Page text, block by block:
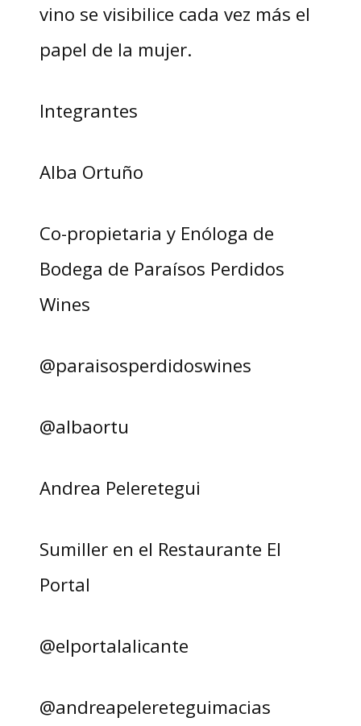
vino se visibilice cada vez más el
papel de la mujer.
Integrantes
Alba Ortuño
Co-propietaria y Enóloga de
Bodega de Paraísos Perdidos
Wines
@paraisosperdidoswines
@albaortu
Andrea Peleretegui
Sumiller en el Restaurante El
Portal
@elportalalicante
@andreapelereteguimacias